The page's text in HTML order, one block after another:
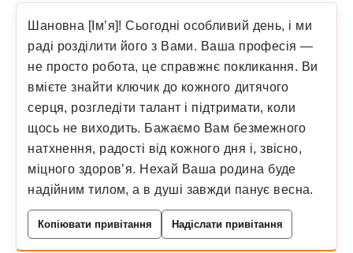
Шановна [Ім’я]! Сьогодні особливий день, і ми
раді розділити його з Вами. Ваша професія —
не просто робота, це справжнє покликання. Ви
вмієте знайти ключик до кожного дитячого
серця, розгледіти талант і підтримати, коли
щось не виходить. Бажаємо Вам безмежного
натхнення, радості від кожного дня і, звісно,
міцного здоров’я. Нехай Ваша родина буде
надійним тилом, а в душі завжди панує весна.
Копіювати привітання Надіслати привітання